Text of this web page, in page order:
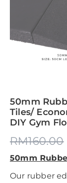
50mm
Tiles/
DIY Gym
RM160.00
50mm
Our rubber